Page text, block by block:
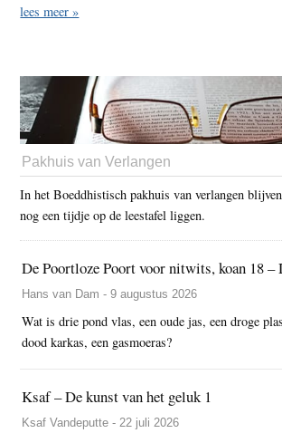
lees meer »
Pakhuis van Verlangen
In het Boeddhistisch pakhuis van verlangen
nog een tijdje op de leestafel liggen.
De Poortloze Poort voor nitwits, koan 18 –
Hans van Dam - 9 augustus 2026
Wat is drie pond vlas, een oude jas, een droge
dood karkas, een gasmoeras?
Ksaf – De kunst van het geluk 1
Ksaf Vandeputte - 22 juli 2026